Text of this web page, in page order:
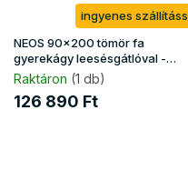
ingyenes
NEOS 90x200 tömör fa
gyerekágy leesésgátlóval -
fehér
Raktáron (1 db)
126 890 Ft